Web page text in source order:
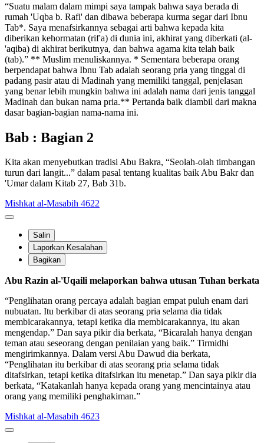
“Suatu malam dalam mimpi saya tampak bahwa saya berada di
rumah 'Uqba b. Rafi' dan dibawa beberapa kurma segar dari Ibnu
Tab*. Saya menafsirkannya sebagai arti bahwa kepada kita
diberikan kehormatan (rif'a) di dunia ini, akhirat yang diberkati (al-
'aqiba) di akhirat berikutnya, dan bahwa agama kita telah baik
(tab).” ** Muslim menuliskannya. * Sementara beberapa orang
berpendapat bahwa Ibnu Tab adalah seorang pria yang tinggal di
padang pasir atau di Madinah yang memiliki tanggal, penjelasan
yang benar lebih mungkin bahwa ini adalah nama dari jenis tanggal
Madinah dan bukan nama pria.** Pertanda baik diambil dari makna
dasar bagian-bagian nama-nama ini.
Bab : Bagian 2
Kita akan menyebutkan tradisi Abu Bakra, “Seolah-olah timbangan
turun dari langit...” dalam pasal tentang kualitas baik Abu Bakr dan
'Umar dalam Kitab 27, Bab 31b.
Mishkat al-Masabih 4622
Salin
Laporkan Kesalahan
Bagikan
Abu Razin al-'Uqaili melaporkan bahwa utusan Tuhan berkata
“Penglihatan orang percaya adalah bagian empat puluh enam dari
nubuatan. Itu berkibar di atas seorang pria selama dia tidak
membicarakannya, tetapi ketika dia membicarakannya, itu akan
mengendap.” Dan saya pikir dia berkata, “Bicaralah hanya dengan
teman atau seseorang dengan penilaian yang baik.” Tirmidhi
mengirimkannya. Dalam versi Abu Dawud dia berkata,
“Penglihatan itu berkibar di atas seorang pria selama tidak
ditafsirkan, tetapi ketika ditafsirkan itu menetap.” Dan saya pikir dia
berkata, “Katakanlah hanya kepada orang yang mencintainya atau
orang yang memiliki penghakiman.”
Mishkat al-Masabih 4623